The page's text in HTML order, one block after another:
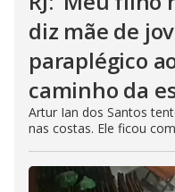
diz mãe de
paraplégico
caminho da
Artur Ian dos Santos
nas costas. Ele ficou